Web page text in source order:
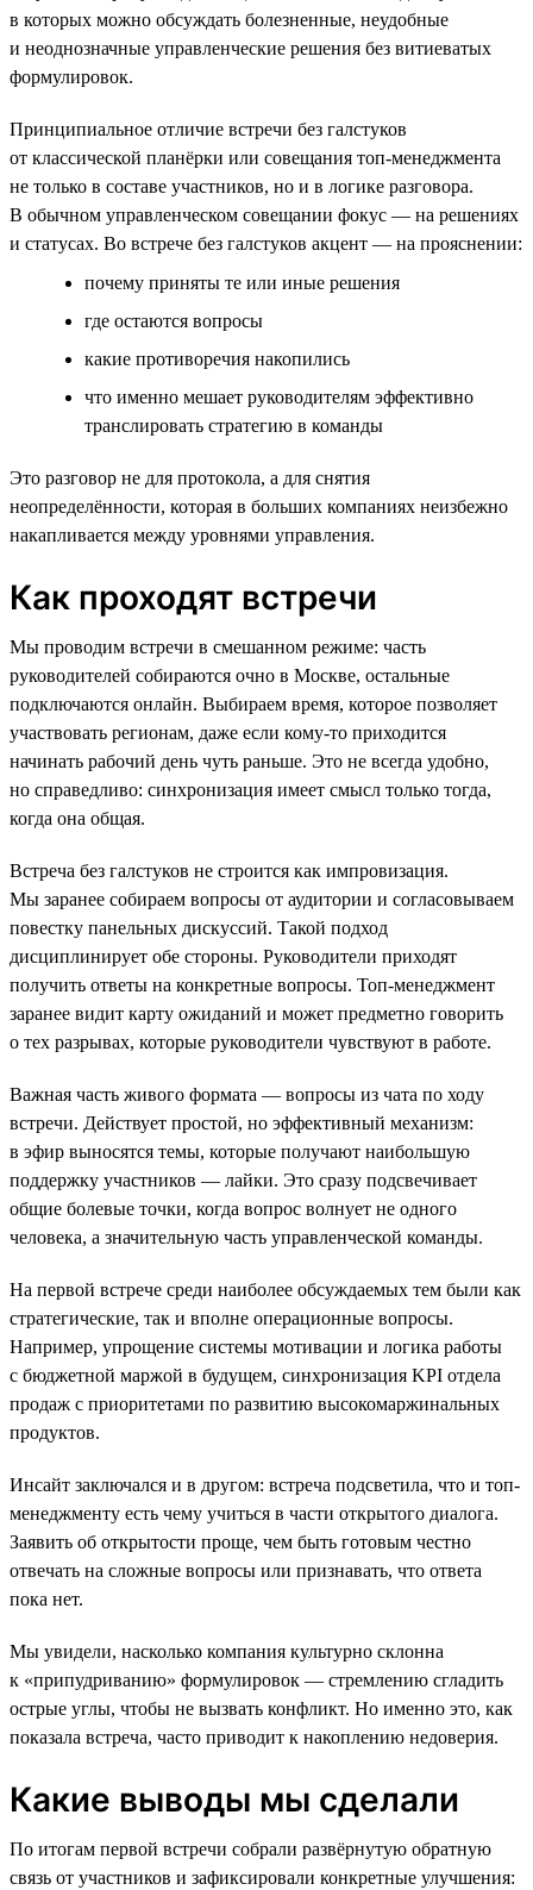
в которых можно обсуждать болезненные, неудобные
и неоднозначные управленческие решения без витиеватых
формулировок.
Принципиальное отличие встречи без галстуков
от классической планёрки или совещания топ-менеджмента
не только в составе участников, но и в логике разговора.
В обычном управленческом совещании фокус — на решениях
и статусах. Во встрече без галстуков акцент — на прояснении:
почему приняты те или иные решения
где остаются вопросы
какие противоречия накопились
что именно мешает руководителям эффективно
транслировать стратегию в команды
Это разговор не для протокола, а для снятия
неопределённости, которая в больших компаниях неизбежно
накапливается между уровнями управления.
Как проходят встречи
Мы проводим встречи в смешанном режиме: часть
руководителей собираются очно в Москве, остальные
подключаются онлайн. Выбираем время, которое позволяет
участвовать регионам, даже если кому-то приходится
начинать рабочий день чуть раньше. Это не всегда удобно,
но справедливо: синхронизация имеет смысл только тогда,
когда она общая.
Встреча без галстуков не строится как импровизация.
Мы заранее собираем вопросы от аудитории и согласовываем
повестку панельных дискуссий. Такой подход
дисциплинирует обе стороны. Руководители приходят
получить ответы на конкретные вопросы. Топ-менеджмент
заранее видит карту ожиданий и может предметно говорить
о тех разрывах, которые руководители чувствуют в работе.
Важная часть живого формата — вопросы из чата по ходу
встречи. Действует простой, но эффективный механизм:
в эфир выносятся темы, которые получают наибольшую
поддержку участников — лайки. Это сразу подсвечивает
общие болевые точки, когда вопрос волнует не одного
человека, а значительную часть управленческой команды.
На первой встрече среди наиболее обсуждаемых тем были как
стратегические, так и вполне операционные вопросы.
Например, упрощение системы мотивации и логика работы
с бюджетной маржой в будущем, синхронизация KPI отдела
продаж с приоритетами по развитию высокомаржинальных
продуктов.
Инсайт заключался и в другом: встреча подсветила, что и топ-
менеджменту есть чему учиться в части открытого диалога.
Заявить об открытости проще, чем быть готовым честно
отвечать на сложные вопросы или признавать, что ответа
пока нет.
Мы увидели, насколько компания культурно склонна
к «припудриванию» формулировок — стремлению сгладить
острые углы, чтобы не вызвать конфликт. Но именно это, как
показала встреча, часто приводит к накоплению недоверия.
Какие выводы мы сделали
По итогам первой встречи собрали развёрнутую обратную
связь от участников и зафиксировали конкретные улучшения: